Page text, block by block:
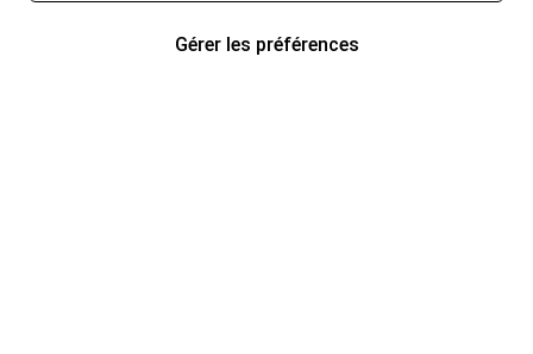
Gérer les préférences